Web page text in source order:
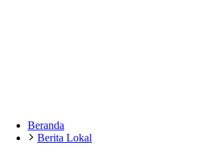
Beranda
Berita Lokal